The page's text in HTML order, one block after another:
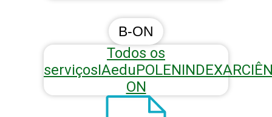
B-ON
Todos os
serviçosIAeduPOLENINDEXAR
ON